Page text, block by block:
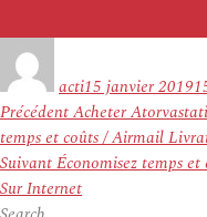
actile
15 janvier 2019
Navigation
de
l’article
PrécédentArticle
précédent :
Acheter
temps et coûts / Airmail
SuivantArticle
suivant :
Économisez temps
Sur Internet